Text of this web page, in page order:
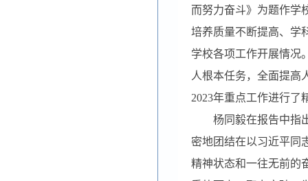
而努力奋斗》为题作学
培养质量不断提高、学
学校各项工作开展情况
人根本任务，全面提高
2023年重点工作进行了
杨同毅在报告中指
密地团结在以习近平同
精神状态和一往无前的